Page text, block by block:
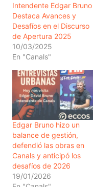
Intendente Edgar Bruno
Destaca Avances y
Desafíos en el Discurso
de Apertura 2025
10/03/2025
En "Canals"
Edgar Bruno hizo un
balance de gestión,
defendió las obras en
Canals y anticipó los
desafíos de 2026
19/01/2026